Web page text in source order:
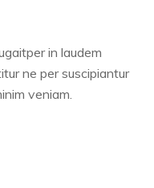
in laudem
ne per suscipiantur
veniam.